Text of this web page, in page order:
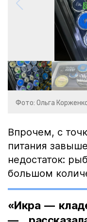
Фото: Ольга
Впрочем, с
питания
недостаток:
большом
«Икра —